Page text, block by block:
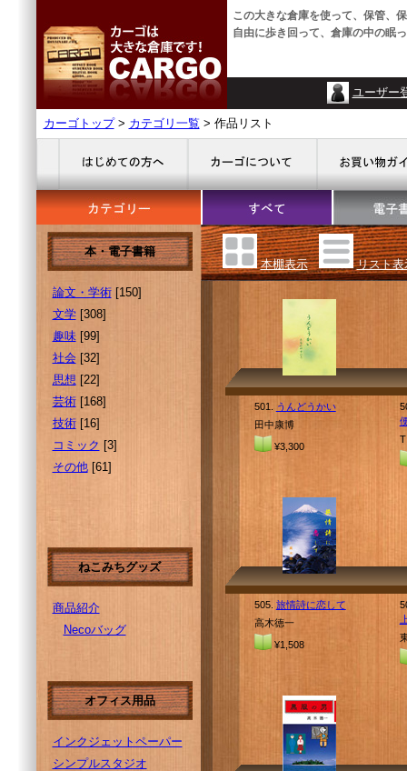
この大きな倉庫を使って、保管、
自由に歩き回って、倉庫の中の眠
ユーザー
カーゴトップ> カテゴリ一覧 > 作品リスト
本・電子書籍
論文・学術[150]
文学[308]
趣味[99]
社会[32]
思想 [22]
芸術[168]
技術[16]
コミック [3]
その他[61]
ねこみちグッズ
商品紹介
Necoバッグ
オフィス用品
インクジェットペーパー
シンプルスタジオ
本棚表示 リスト表
501.
うんどうかい
田中康博
¥3,300
T
505. 旅情詩に恋して
高木徳一
¥1,508